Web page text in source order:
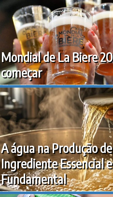
Mondial de La Biere
começar
A água na Produção
Ingrediente Essencial
Fundamental